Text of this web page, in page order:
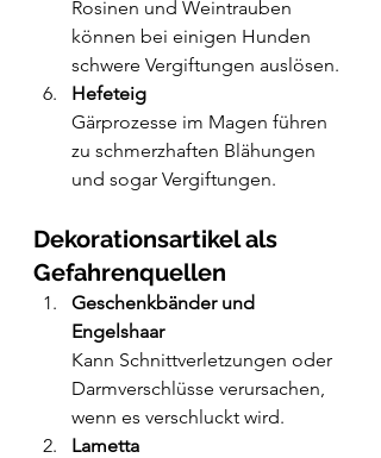
Rosinen und Weintrauben
können bei einigen Hunden
schwere Vergiftungen auslösen.
Hefeteig
Gärprozesse im Magen führen
zu schmerzhaften Blähungen
und sogar Vergiftungen.
Dekorationsartikel als
Gefahrenquellen
Geschenkbänder und
Engelshaar
Kann Schnittverletzungen oder
Darmverschlüsse verursachen,
wenn es verschluckt wird.
Lametta